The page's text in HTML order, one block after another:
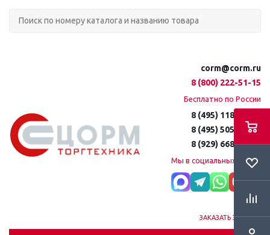
corm@corm.ru
8 (800) 222-51-15
Бесплатно по России
8 (495) 118-61-16
8 (495) 505-51-15
8 (929) 668-95-35
Мы в социальных сетях:
ЗАКАЗАТЬ ЗВОНОК